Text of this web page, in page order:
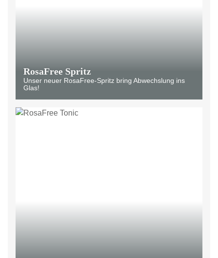
RosaFree Spritz
Unser neuer RosaFree-Spritz bring Abwechslung ins
Glas!